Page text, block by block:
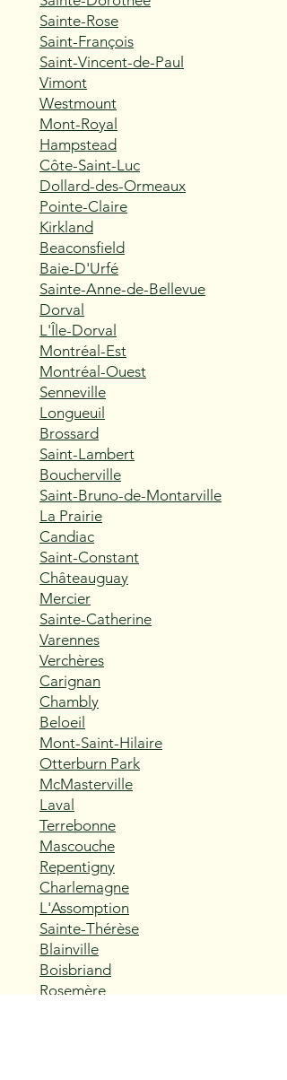
Sainte-Rose
Saint-François
Saint-Vincent-de-Paul
Vimont
Westmount
Mont-Royal
Hampstead
Côte-Saint-Luc
Dollard-des-Ormeaux
Pointe-Claire
Kirkland
Beaconsfield
Baie-D'Urfé
Sainte-Anne-de-Bellevue
Dorval
L'Île-Dorval
Montréal-Est
Montréal-Ouest
Senneville
Longueuil
Brossard
Saint-Lambert
Boucherville
Saint-Bruno-de-Montarville
La Prairie
Candiac
Saint-Constant
Châteauguay
Mercier
Sainte-Catherine
Varennes
Verchères
Carignan
Chambly
Beloeil
Mont-Saint-Hilaire
Otterburn Park
McMasterville
Laval
Terrebonne
Mascouche
Repentigny
Charlemagne
L'Assomption
Sainte-Thérèse
Blainville
Boisbriand
Rosemère